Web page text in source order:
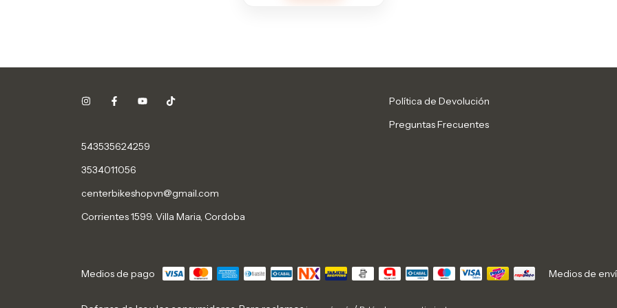
543535624259
3534011056
centerbikeshopvn@gmail.com
Corrientes 1599. Villa Maria, Cordoba
Política de Devolución
Preguntas Frecuentes
Medios de pago Medios de